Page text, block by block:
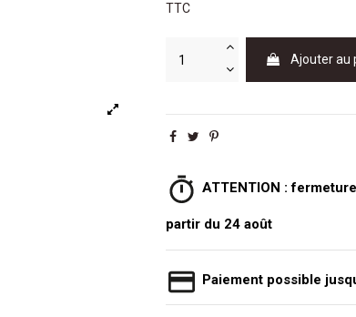
TTC
Ajouter au
ATTENTION :
partir du 24 août
Paiement possible